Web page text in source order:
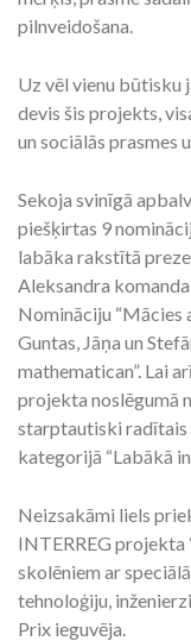
pilnveidošana.
Uz vēl vienu būtisku
devis šis projekts,
un sociālās prasmes
Sekoja svinīgā
piešķirtas 9
labāka rakstītā
Aleksandra
Nomināciju “Mācies
Guntas, Jāņa un
mathematican”. Lai
projekta noslēgumā
starptautiski radītais
kategorijā “Labākā
Neizsakāmi liels
INTERREG
skolēniem ar
tehnoloģiju,
Prix ieguvēja.